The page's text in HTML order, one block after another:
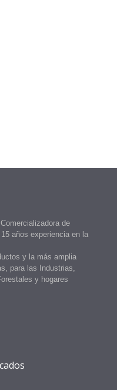
de
años experiencia en la
y la más amplia
para las Industrias,
y hogares